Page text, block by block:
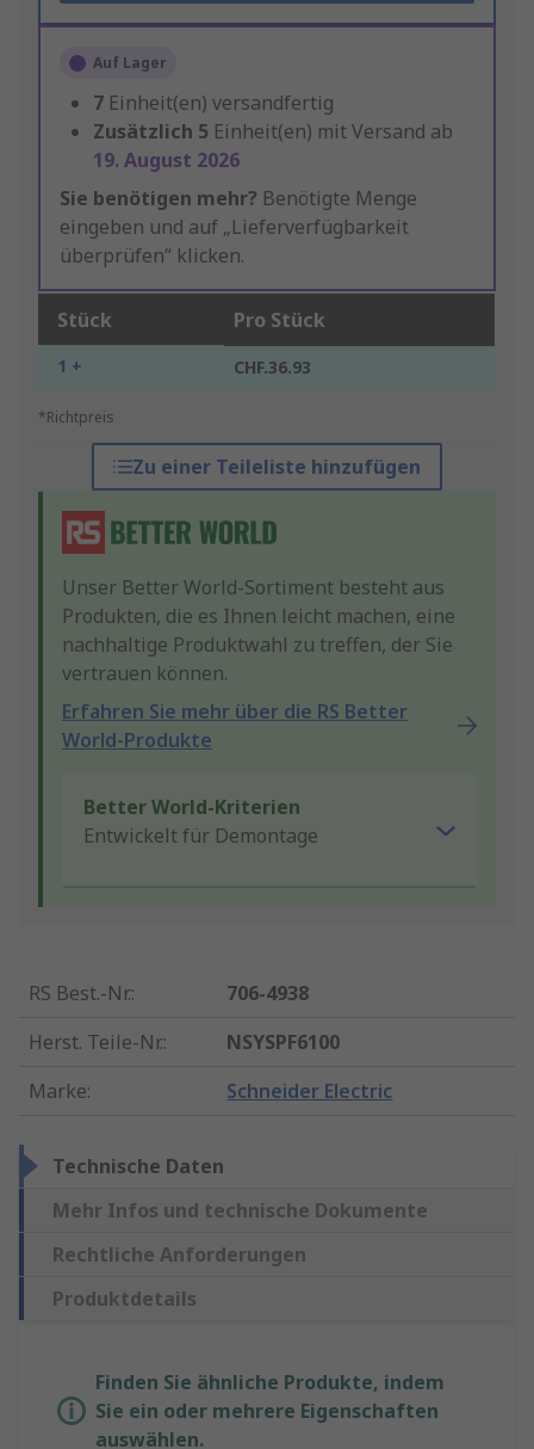
Auf Lager
7 Einheit(en) versandfertig
Zusätzlich 5 Einheit(en) mit Versand ab
19. August 2026
Sie benötigen mehr? Benötigte Menge
eingeben und auf „Lieferverfügbarkeit
überprüfen“ klicken.
Stück Pro Stück
1 + CHF.36.93
*Richtpreis
Zu einer Teileliste hinzufügen
Unser Better World-Sortiment besteht aus
Produkten, die es Ihnen leicht machen, eine
nachhaltige Produktwahl zu treffen, der Sie
vertrauen können.
Erfahren Sie mehr über die RS Better
World-Produkte
Better World-Kriterien
Entwickelt für Demontage
RS Best.-Nr.:
706-4938
Herst. Teile-Nr.:
NSYSPF6100
Marke: Schneider Electric
Technische Daten
Mehr Infos und technische Dokumente
Rechtliche Anforderungen
Produktdetails
Finden Sie ähnliche Produkte, indem
Sie ein oder mehrere Eigenschaften
auswählen.